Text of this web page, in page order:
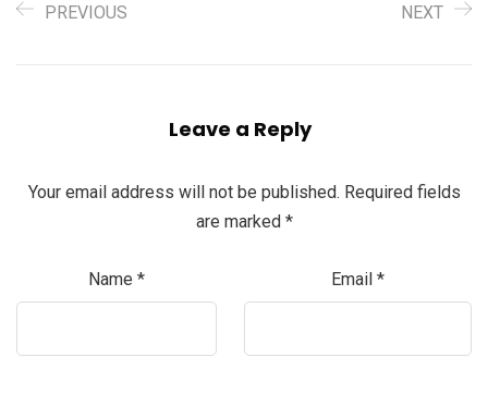
PREVIOUS NEXT
Leave a Reply
Your email address will not be published. Required fields
are marked *
Name * Email *